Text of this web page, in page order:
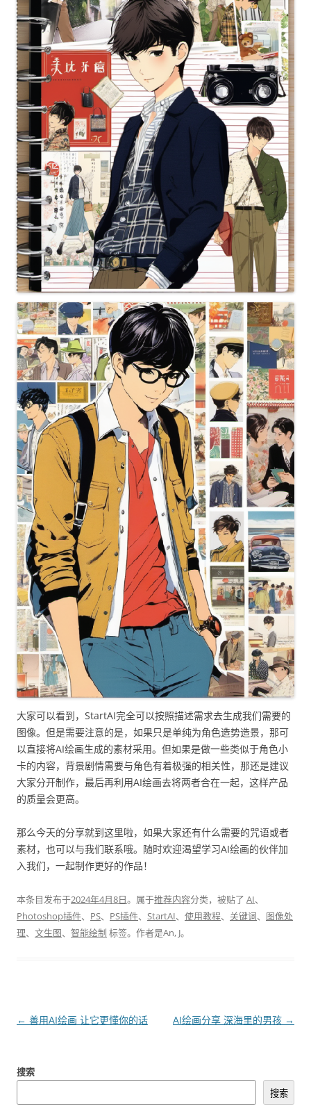
大家可以看到，StartAI完全可以按照描述需求去生成我们需要的
图像。但是需要注意的是，如果只是单纯为角色造势造景，那可
以直接将AI绘画生成的素材采用。但如果是做一些类似于角色小
卡的内容，背景剧情需要与角色有着极强的相关性，那还是建议
大家分开制作，最后再利用AI绘画去将两者合在一起，这样产品
的质量会更高。
那么今天的分享就到这里啦，如果大家还有什么需要的咒语或者
素材，也可以与我们联系哦。随时欢迎渴望学习AI绘画的伙伴加
入我们，一起制作更好的作品！
本条目发布于2024年4月8日。属于推荐内容分类，被贴了 AI、
Photoshop插件、 PS、 PS插件、 StartAI、 使用教程、 关键词、 图像处
理、 文生图、 智能绘制 标签。 作者是An, J。
文
航
← 善用AI绘画 让它更懂你的话 AI绘画分享 深海里的男孩 →
搜索
搜索